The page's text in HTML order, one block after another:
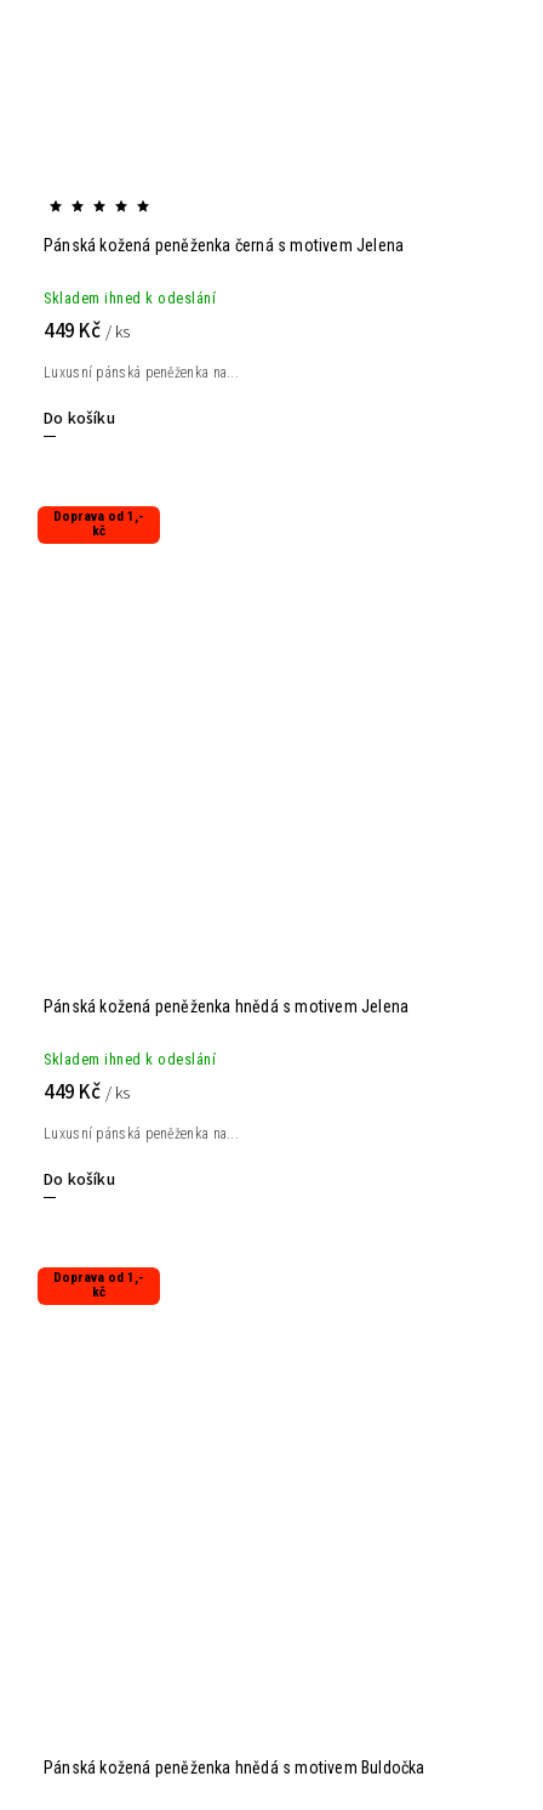
Pánská kožená peněženka černá s motivem Jelena
Skladem ihned k odeslání
449 Kč / ks
Do košíku
Luxusní pánská peněženka na...
Doprava od 1,-
kč
Pánská kožená peněženka hnědá s motivem Jelena
Skladem ihned k odeslání
449 Kč / ks
Do košíku
Luxusní pánská peněženka na...
Doprava od 1,-
kč
Pánská kožená peněženka hnědá s motivem Buldočka